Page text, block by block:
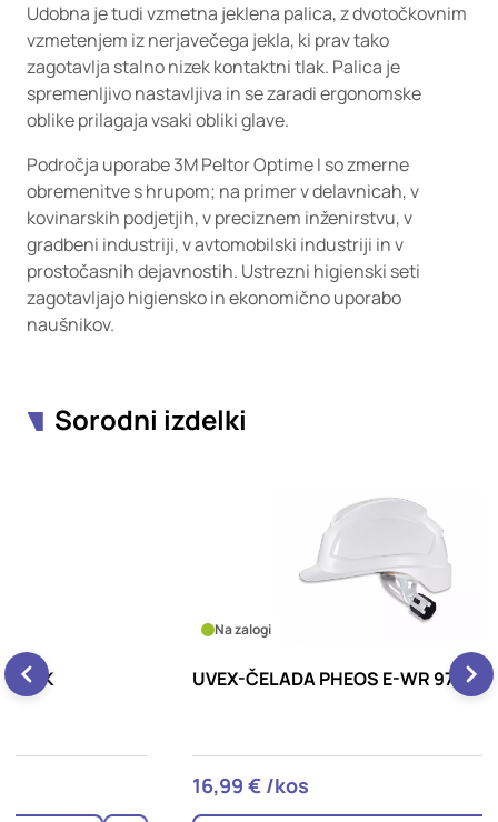
Udobna je tudi vzmetna jeklena palica, z dvotočkovnim
vzmetenjem iz nerjavečega jekla, ki prav tako
zagotavlja stalno nizek kontaktni tlak. Palica je
spremenljivo nastavljiva in se zaradi ergonomske
oblike prilagaja vsaki obliki glave.
Področja uporabe 3M Peltor Optime I so zmerne
obremenitve s hrupom; na primer v delavnicah, v
kovinarskih podjetjih, v preciznem inženirstvu, v
gradbeni industriji, v avtomobilski industriji in v
prostočasnih dejavnostih. Ustrezni higienski seti
zagotavljajo higiensko in ekonomično uporabo
naušnikov.
Sorodni izdelki
UVEX-ČELADA PHEOS E-WR 9770030 BELA